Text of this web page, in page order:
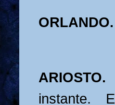
instante.